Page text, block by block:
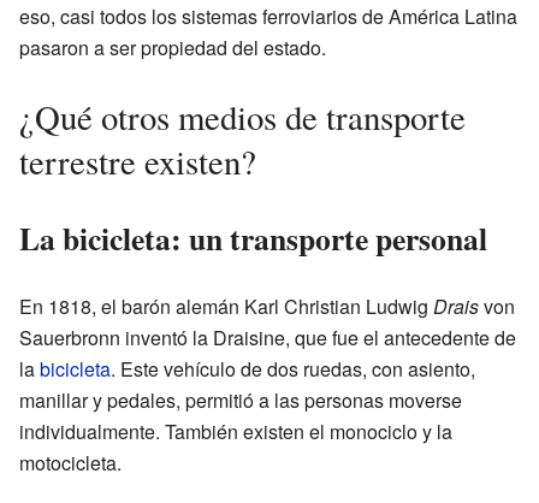
eso, casi todos los sistemas ferroviarios de América Latina
pasaron a ser propiedad del estado.
¿Qué otros medios de transporte
terrestre existen?
La bicicleta: un transporte personal
En 1818, el barón alemán Karl Christian Ludwig Draisvon
Sauerbronn inventó la Draisine, que fue el antecedente de
labicicleta. Este vehículo de dos ruedas, con asiento,
manillar y pedales, permitió a las personas moverse
individualmente. También existen el monociclo y la
motocicleta.